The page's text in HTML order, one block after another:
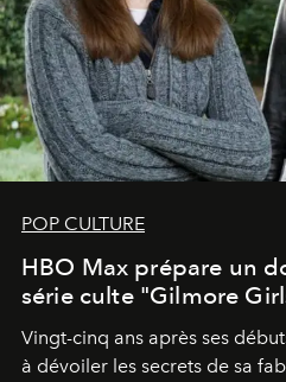
POP CULTURE
HBO Max prépare un
série culte "Gilmore
Vingt-cinq ans après ses
à dévoiler les secrets de sa